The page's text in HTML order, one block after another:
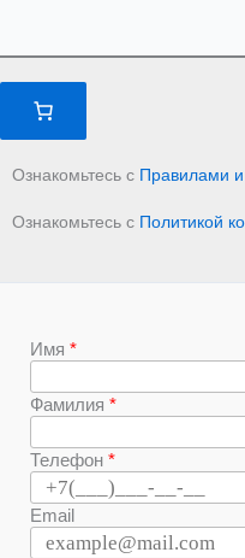
Ознакомьтесь с Правилами
Ознакомьтесь с Политикой
Имя
Фамилия
Телефон
Email